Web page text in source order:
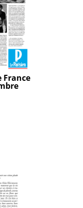
France